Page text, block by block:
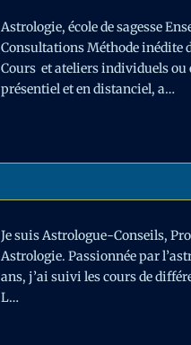
Astrologie, école de sagesse
Consultations Méthode inédite
Cours et ateliers individuels ou
présentiel et en distanciel, a…
Je suis Astrologue-Conseils,
Astrologie. Passionnée par
ans, j’ai suivi les cours de
L…